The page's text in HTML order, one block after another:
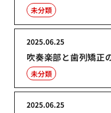
未分類
吹奏楽部と歯列矯正
2025.06.25
未分類
2025.06.25